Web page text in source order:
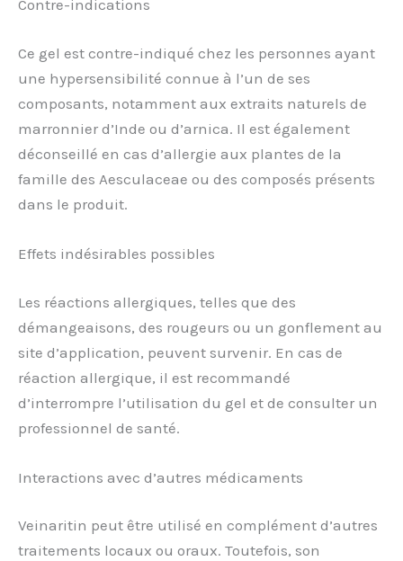
Contre-indications
Ce gel est contre-indiqué chez les personnes ayant
une hypersensibilité connue à l’un de ses
composants, notamment aux extraits naturels de
marronnier d’Inde ou d’arnica. Il est également
déconseillé en cas d’allergie aux plantes de la
famille des Aesculaceae ou des composés présents
dans le produit.
Effets indésirables possibles
Les réactions allergiques, telles que des
démangeaisons, des rougeurs ou un gonflement au
site d’application, peuvent survenir. En cas de
réaction allergique, il est recommandé
d’interrompre l’utilisation du gel et de consulter un
professionnel de santé.
Interactions avec d’autres médicaments
Veinaritin peut être utilisé en complément d’autres
traitements locaux ou oraux. Toutefois, son